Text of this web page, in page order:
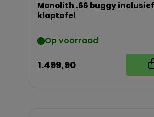
Monolith .66 buggy inclusief
klaptafel
Op voorraad
1.499,90